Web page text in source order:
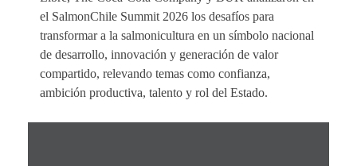
el SalmonChile Summit 2026 los desafíos para
transformar a la salmonicultura en un símbolo nacional
de desarrollo, innovación y generación de valor
compartido, relevando temas como confianza,
ambición productiva, talento y rol del Estado.